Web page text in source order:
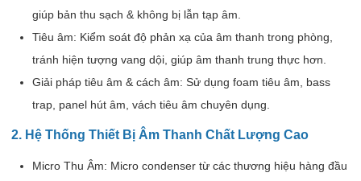
giúp bản thu sạch & không bị lẫn tạp âm.
Tiêu âm: Kiểm soát độ phản xạ của âm thanh trong phòng,
tránh hiện tượng vang dội, giúp âm thanh trung thực hơn.
Giải pháp tiêu âm & cách âm: Sử dụng foam tiêu âm, bass
trap, panel hút âm, vách tiêu âm chuyên dụng.
2. Hệ Thống Thiết Bị Âm Thanh Chất Lượng Cao
Micro Thu Âm: Micro condenser từ các thương hiệu hàng đầu